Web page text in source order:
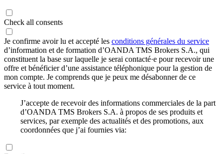
Check all consents
Je confirme avoir lu et accepté les conditions générales du service
d’information et de formation d’OANDA TMS Brokers S.A., qui
constituent la base sur laquelle je serai contacté·e pour recevoir une
offre et bénéficier d’une assistance téléphonique pour la gestion de
mon compte. Je comprends que je peux me désabonner de ce
service à tout moment.
J’accepte de recevoir des informations commerciales de la part
d’OANDA TMS Brokers S.A. à propos de ses produits et
services, par exemple des actualités et des promotions, aux
coordonnées que j’ai fournies via: